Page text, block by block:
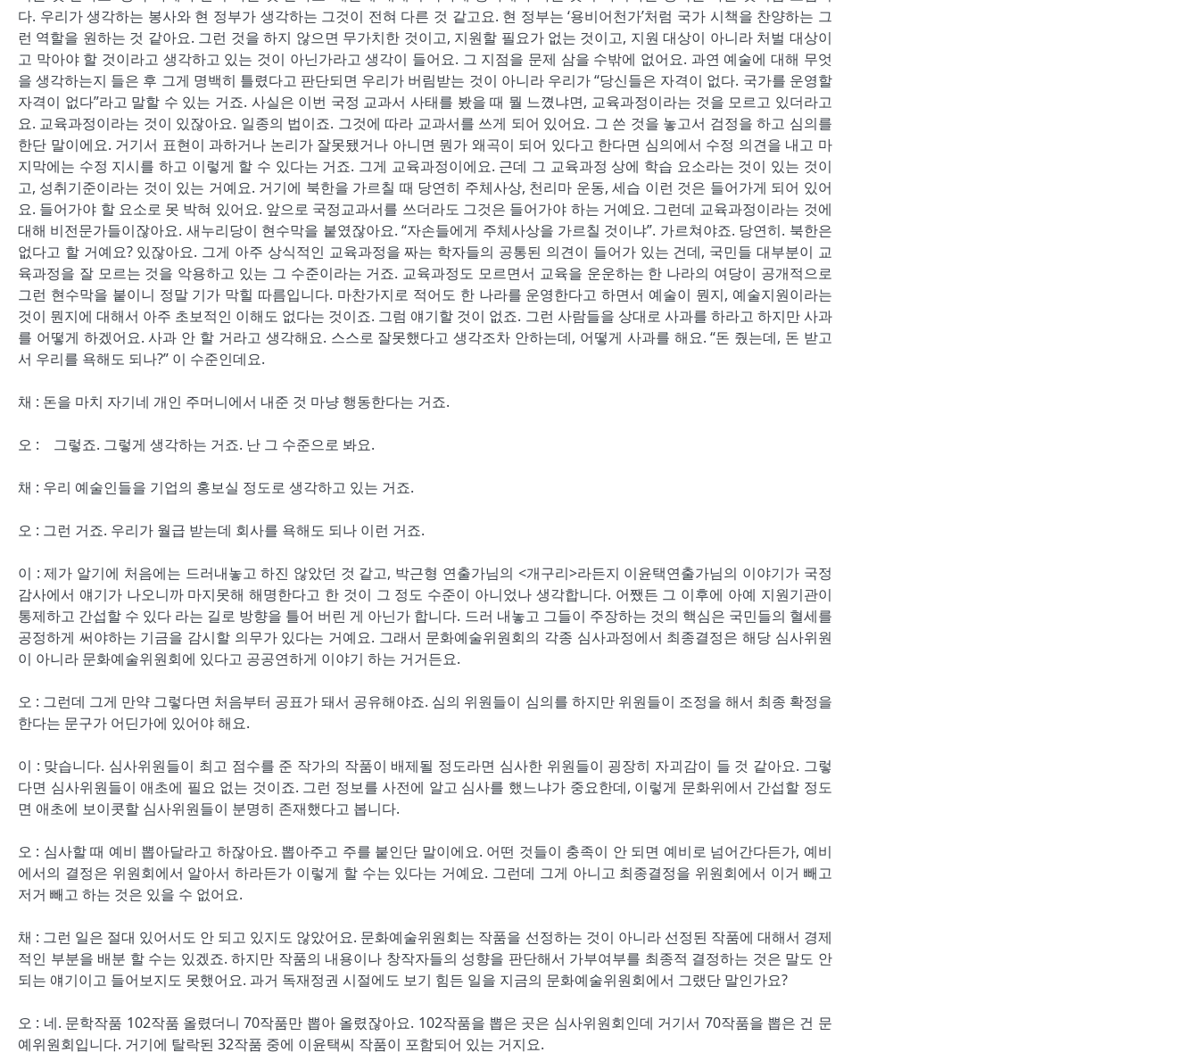
다. 우리가 생각하는 봉사와 현 정부가 생각하는 그것이 전혀 다른 것 같고요. 현 정부는 ‘용비어천가’처럼 국가 시책을 찬양하는 그
런 역할을 원하는 것 같아요. 그런 것을 하지 않으면 무가치한 것이고, 지원할 필요가 없는 것이고, 지원 대상이 아니라 처벌 대상이
고 막아야 할 것이라고 생각하고 있는 것이 아닌가라고 생각이 들어요. 그 지점을 문제 삼을 수밖에 없어요. 과연 예술에 대해 무엇
을 생각하는지 들은 후 그게 명백히 틀렸다고 판단되면 우리가 버림받는 것이 아니라 우리가 “당신들은 자격이 없다. 국가를 운영할
자격이 없다”라고 말할 수 있는 거죠. 사실은 이번 국정 교과서 사태를 봤을 때 뭘 느꼈냐면, 교육과정이라는 것을 모르고 있더라고
요. 교육과정이라는 것이 있잖아요. 일종의 법이죠. 그것에 따라 교과서를 쓰게 되어 있어요. 그 쓴 것을 놓고서 검정을 하고 심의를
한단 말이에요. 거기서 표현이 과하거나 논리가 잘못됐거나 아니면 뭔가 왜곡이 되어 있다고 한다면 심의에서 수정 의견을 내고 마
지막에는 수정 지시를 하고 이렇게 할 수 있다는 거죠. 그게 교육과정이에요. 근데 그 교육과정 상에 학습 요소라는 것이 있는 것이
고, 성취기준이라는 것이 있는 거예요. 거기에 북한을 가르칠 때 당연히 주체사상, 천리마 운동, 세습 이런 것은 들어가게 되어 있어
요. 들어가야 할 요소로 못 박혀 있어요. 앞으로 국정교과서를 쓰더라도 그것은 들어가야 하는 거예요. 그런데 교육과정이라는 것에
대해 비전문가들이잖아요. 새누리당이 현수막을 붙였잖아요. “자손들에게 주체사상을 가르칠 것이냐”. 가르쳐야죠. 당연히. 북한은
없다고 할 거예요? 있잖아요. 그게 아주 상식적인 교육과정을 짜는 학자들의 공통된 의견이 들어가 있는 건데, 국민들 대부분이 교
육과정을 잘 모르는 것을 악용하고 있는 그 수준이라는 거죠. 교육과정도 모르면서 교육을 운운하는 한 나라의 여당이 공개적으로
그런 현수막을 붙이니 정말 기가 막힐 따름입니다. 마찬가지로 적어도 한 나라를 운영한다고 하면서 예술이 뭔지, 예술지원이라는
것이 뭔지에 대해서 아주 초보적인 이해도 없다는 것이죠. 그럼 얘기할 것이 없죠. 그런 사람들을 상대로 사과를 하라고 하지만 사과
를 어떻게 하겠어요. 사과 안 할 거라고 생각해요. 스스로 잘못했다고 생각조차 안하는데, 어떻게 사과를 해요. “돈 줬는데, 돈 받고
서 우리를 욕해도 되나?” 이 수준인데요.
채 : 돈을 마치 자기네 개인 주머니에서 내준 것 마냥 행동한다는 거죠.
오 : 그렇죠. 그렇게 생각하는 거죠. 난 그 수준으로 봐요.
채 : 우리 예술인들을 기업의 홍보실 정도로 생각하고 있는 거죠.
오 : 그런 거죠. 우리가 월급 받는데 회사를 욕해도 되나 이런 거죠.
이 : 제가 알기에 처음에는 드러내놓고 하진 않았던 것 같고, 박근형 연출가님의 <개구리>라든지 이윤택연출가님의 이야기가 국정
감사에서 얘기가 나오니까 마지못해 해명한다고 한 것이 그 정도 수준이 아니었나 생각합니다. 어쨌든 그 이후에 아예 지원기관이
통제하고 간섭할 수 있다 라는 길로 방향을 틀어 버린 게 아닌가 합니다. 드러 내놓고 그들이 주장하는 것의 핵심은 국민들의 혈세를
공정하게 써야하는 기금을 감시할 의무가 있다는 거예요. 그래서 문화예술위원회의 각종 심사과정에서 최종결정은 해당 심사위원
이 아니라 문화예술위원회에 있다고 공공연하게 이야기 하는 거거든요.
오 : 그런데 그게 만약 그렇다면 처음부터 공표가 돼서 공유해야죠. 심의 위원들이 심의를 하지만 위원들이 조정을 해서 최종 확정을
한다는 문구가 어딘가에 있어야 해요.
이 : 맞습니다. 심사위원들이 최고 점수를 준 작가의 작품이 배제될 정도라면 심사한 위원들이 굉장히 자괴감이 들 것 같아요. 그렇
다면 심사위원들이 애초에 필요 없는 것이죠. 그런 정보를 사전에 알고 심사를 했느냐가 중요한데, 이렇게 문화위에서 간섭할 정도
면 애초에 보이콧할 심사위원들이 분명히 존재했다고 봅니다.
오 : 심사할 때 예비 뽑아달라고 하잖아요. 뽑아주고 주를 붙인단 말이에요. 어떤 것들이 충족이 안 되면 예비로 넘어간다든가, 예비
에서의 결정은 위원회에서 알아서 하라든가 이렇게 할 수는 있다는 거예요. 그런데 그게 아니고 최종결정을 위원회에서 이거 빼고
저거 빼고 하는 것은 있을 수 없어요.
채 : 그런 일은 절대 있어서도 안 되고 있지도 않았어요. 문화예술위원회는 작품을 선정하는 것이 아니라 선정된 작품에 대해서 경제
적인 부분을 배분 할 수는 있겠죠. 하지만 작품의 내용이나 창작자들의 성향을 판단해서 가부여부를 최종적 결정하는 것은 말도 안
되는 얘기이고 들어보지도 못했어요. 과거 독재정권 시절에도 보기 힘든 일을 지금의 문화예술위원회에서 그랬단 말인가요?
오 : 네. 문학작품 102작품 올렸더니 70작품만 뽑아 올렸잖아요. 102작품을 뽑은 곳은 심사위원회인데 거기서 70작품을 뽑은 건 문
예위원회입니다. 거기에 탈락된 32작품 중에 이윤택씨 작품이 포함되어 있는 거지요.